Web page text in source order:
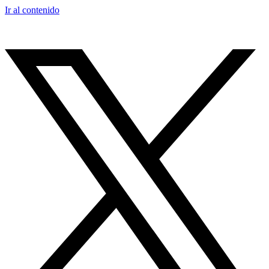
Ir al contenido